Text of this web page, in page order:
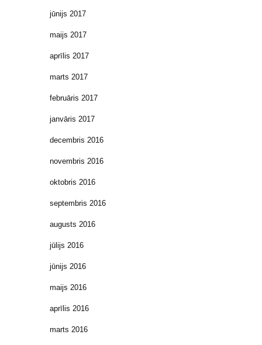
jūnijs 2017
maijs 2017
aprīlis 2017
marts 2017
februāris 2017
janvāris 2017
decembris 2016
novembris 2016
oktobris 2016
septembris 2016
augusts 2016
jūlijs 2016
jūnijs 2016
maijs 2016
aprīlis 2016
marts 2016